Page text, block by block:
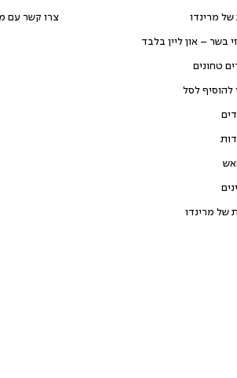
של מרינדו
בשר – און ליין בלבד
טחונים
להוסיף לסל
של מרינדו
צרו קשר עם